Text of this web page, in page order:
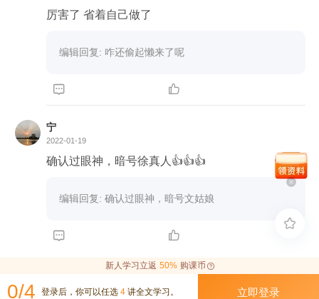
厉害了 省着自己做了
编辑回复: 咋还偷起懒来了呢
 
宁
2022-01-19
确认过眼神，暗号徐真人👍👍👍
编辑回复: 确认过眼神，暗号文姑娘
 
新人学习立返 50% 购课币
0/4 登录后，你可以任选 4 讲全文学习。 立即登录
